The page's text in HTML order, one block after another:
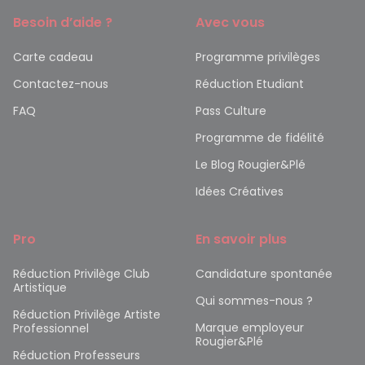
Besoin d’aide ?
Carte cadeau
Contactez-nous
FAQ
Avec vous
Programme privilèges
Réduction Etudiant
Pass Culture
Programme de fidélité
Le Blog Rougier&Plé
Idées Créatives
Pro
Réduction Privilège Club
Artistique
Réduction Privilège Artiste
Professionnel
Réduction Professeurs
En savoir plus
Candidature spontanée
Qui sommes-nous ?
Marque employeur
Rougier&Plé